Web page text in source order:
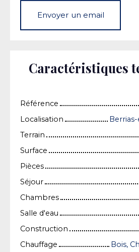
Envoyer un email
Caractéristiques
Référence
Localisation
Terrain
Surface
Pièces
Séjour
Chambres
Salle d'eau
Construction
Chauffage
Bois,